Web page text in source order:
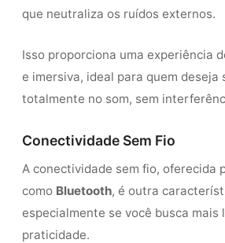
que neutraliza os ruídos externos.
Isso proporciona uma experiência
e imersiva, ideal para quem deseja
totalmente no som, sem
Conectividade Sem Fio
A conectividade sem fio, oferecida
como Bluetooth, é outra
especialmente se você busca mais
praticidade.